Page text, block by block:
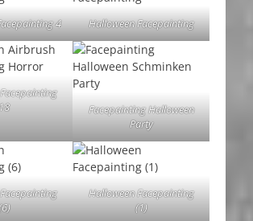
4 Halloween Facepainting
18
Facepainting Halloween
Party
Halloween Facepainting
(1)